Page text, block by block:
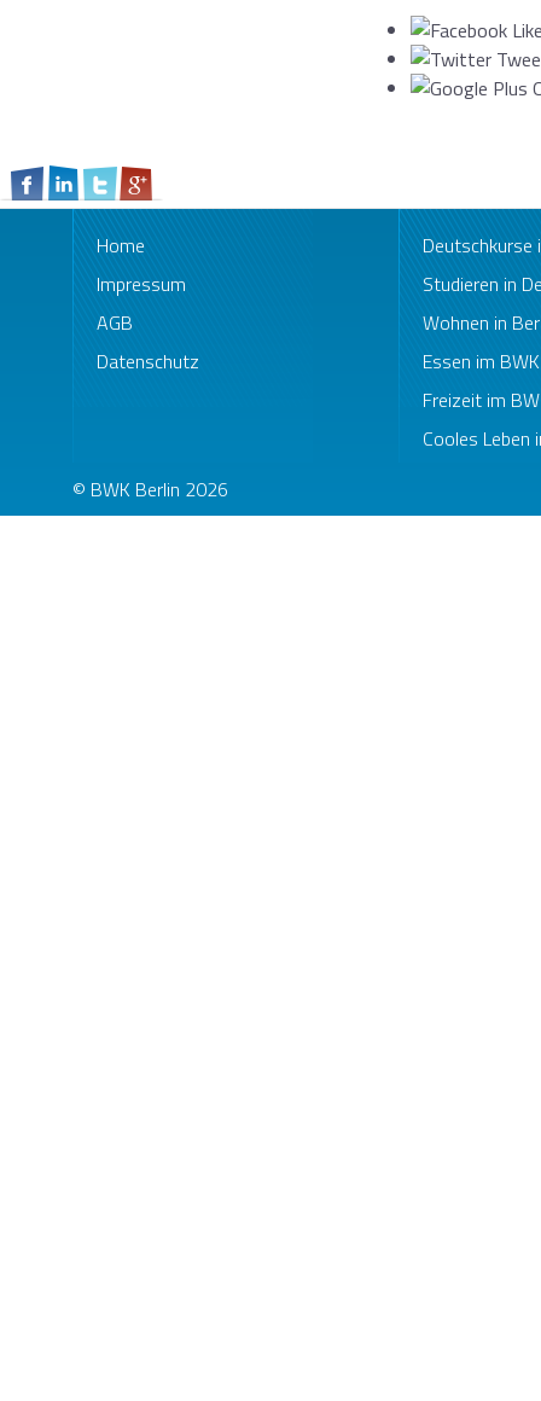
Home
Impressum
AGB
Datenschutz
Deutschkurse
Studieren in
Wohnen in
Essen im
Freizeit im
Cooles Leben
© BWK Berlin 2026